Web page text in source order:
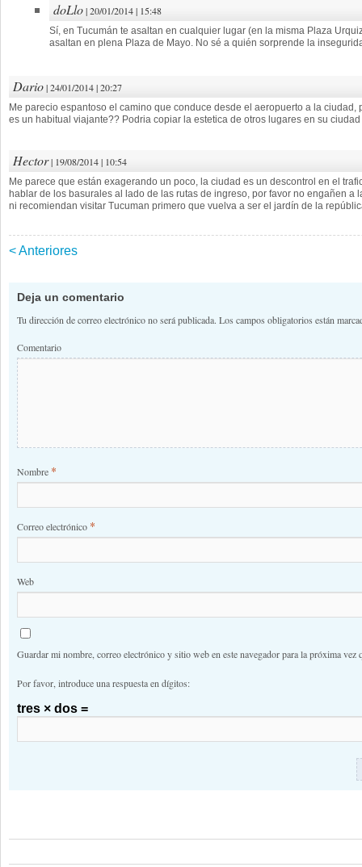
doLlo| 20/01/2014 | 15:48
Sí, en Tucumán te asaltan en cualquier lugar (en la misma Plaza
asaltan en plena Plaza de Mayo. No sé a quién sorprende la
Dario| 24/01/2014 | 20:27
Me parecio espantoso el camino que conduce desde el aeropuerto a la
es un habitual viajante?? Podria copiar la estetica de otros lugares en su ciudad
Hector| 19/08/2014 | 10:54
Me parece que están exagerando un poco, la ciudad es un descontrol en el
hablar de los basurales al lado de las rutas de ingreso, por favor no engañen a
ni recomiendan visitar Tucuman primero que vuelva a ser el jardín de la
< Anteriores
Deja un comentario
Tu dirección de correo electrónico no será publicada. Los campos obligatorios están
Comentario
Nombre *
Correo electrónico *
Web
Guardar mi nombre, correo electrónico y sitio web en este navegador para la próxima vez
Por favor, introduce una respuesta en dígitos:
tres × dos =